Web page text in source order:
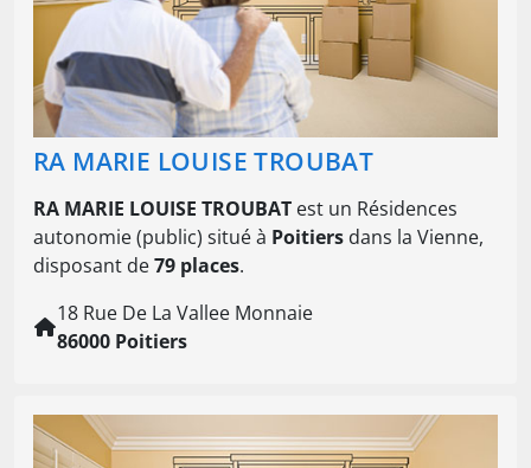
RA MARIE LOUISE TROUBAT
RA MARIE LOUISE TROUBAT est un Résidences
autonomie (public) situé à Poitiers dans la Vienne,
disposant de79 places.
18 Rue De La Vallee Monnaie
86000 Poitiers